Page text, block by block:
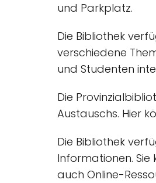
und Parkplatz.
Die Bibliothek
verschiedene
und Studenten
Die
Austauschs. Hier
Die Bibliothek
Informationen.
auch Online-